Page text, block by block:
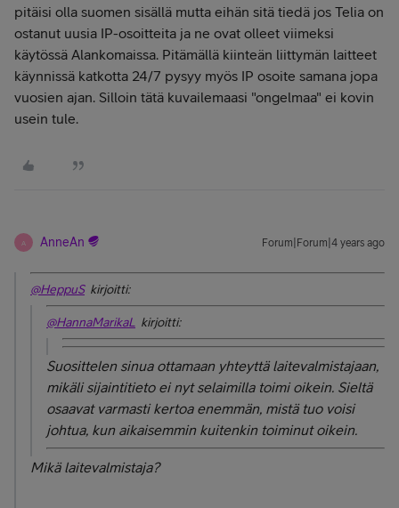
pitäisi olla suomen sisällä mutta eihän sitä tiedä jos Telia on
ostanut uusia IP-osoitteita ja ne ovat olleet viimeksi
käytössä Alankomaissa. Pitämällä kiinteän liittymän laitteet
käynnissä katkotta 24/7 pysyy myös IP osoite samana jopa
vuosien ajan. Silloin tätä kuvailemaasi "ongelmaa" ei kovin
usein tule.
A AnneAn Forum|Forum|4 years ago
@HeppuSkirjoitti:
@HannaMarikaL kirjoitti:
Suosittelen sinua ottamaan yhteyttä laitevalmistajaan,
mikäli sijaintitieto ei nyt selaimilla toimi oikein. Sieltä
osaavat varmasti kertoa enemmän, mistä tuo voisi
johtua, kun aikaisemmin kuitenkin toiminut oikein.
Mikä laitevalmistaja?